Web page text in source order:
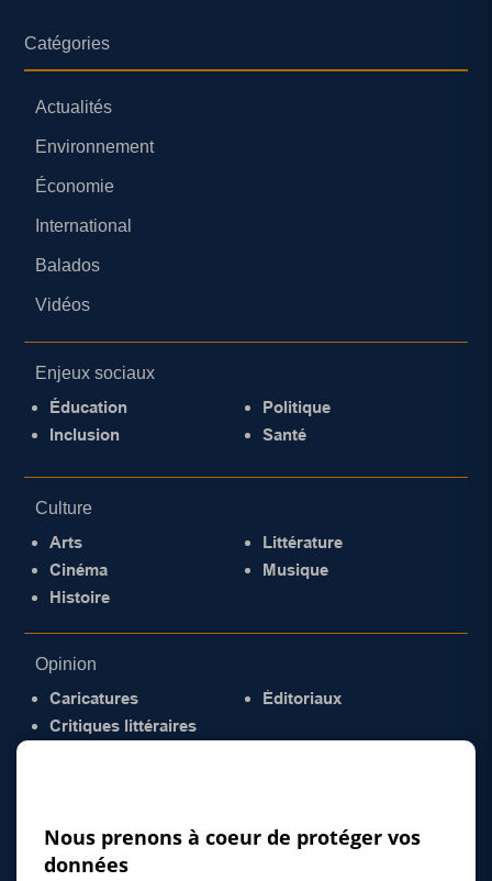
Catégories
Actualités
Environnement
Économie
International
Balados
Vidéos
Enjeux sociaux
Éducation
Inclusion
Politique
Santé
Culture
Arts
Cinéma
Histoire
Littérature
Musique
Opinion
Caricatures
Critiques littéraires
Éditoriaux
Nous prenons à coeur de protéger vos
données